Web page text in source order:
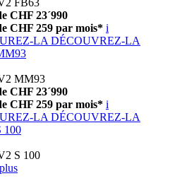
FB63
CHF 23´990
CHF 259 par mois* i
LA DÉCOUVREZ-LA
MM93
CHF 23´990
CHF 259 par mois* i
LA DÉCOUVREZ-LA
100
S 100